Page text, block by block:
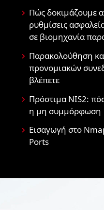
Πώς δοκιμάζουμε
ρυθμίσεις
σε βιομηχανία
Παρακολούθηση
προνομιακών
βλέπετε
Πρόστιμα NIS2:
η μη συμμόρφωση
Εισαγωγή στο
Ports